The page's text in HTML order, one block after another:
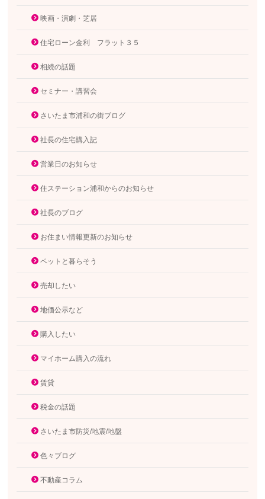
映画・演劇・芝居
住宅ローン金利 フラット３５
相続の話題
セミナー・講習会
さいたま市浦和の街ブログ
社長の住宅購入記
営業日のお知らせ
住ステーション浦和からのお知らせ
社長のブログ
お住まい情報更新のお知らせ
ペットと暮らそう
売却したい
地価公示など
購入したい
マイホーム購入の流れ
賃貸
税金の話題
さいたま市防災/地震/地盤
色々ブログ
不動産コラム